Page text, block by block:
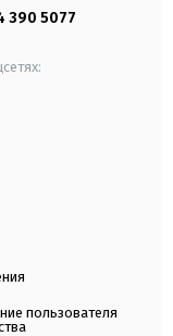
390 5077
пользователя